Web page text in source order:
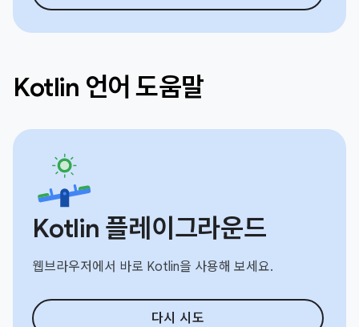
Kotlin 언어 도움말
Kotlin 플레이그라운드
웹브라우저에서 바로 Kotlin을 사용해 보세요.
다시 시도